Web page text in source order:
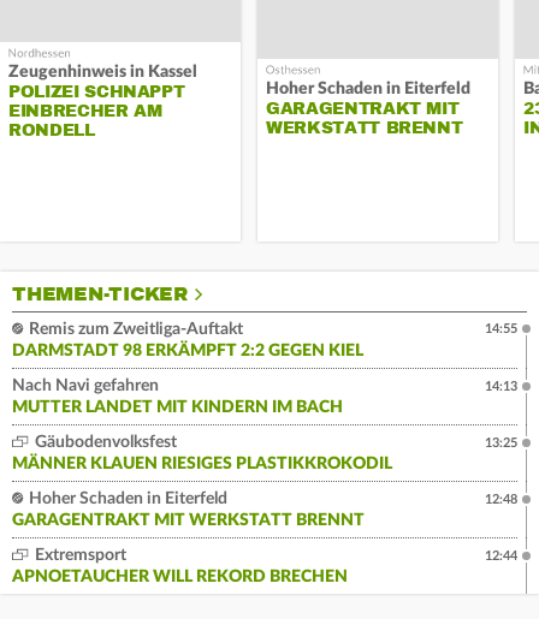
Zeugenhinweis in Kassel
POLIZEI SCHNAPPT
EINBRECHER AM
RONDELL
Hoher Schaden in Eiterfeld
GARAGENTRAKT MIT
WERKSTATT BRENNT
THEMEN-TICKER
Remis zum Zweitliga-Auftakt
DARMSTADT 98 ERKÄMPFT 2:2 GEGEN KIEL
14:55
Nach Navi gefahren
MUTTER LANDET MIT KINDERN IM BACH
14:13
Gäubodenvolksfest
MÄNNER KLAUEN RIESIGES PLASTIKKROKODIL
13:25
Hoher Schaden in Eiterfeld
GARAGENTRAKT MIT WERKSTATT BRENNT
12:48
Extremsport
APNOETAUCHER WILL REKORD BRECHEN
12:44